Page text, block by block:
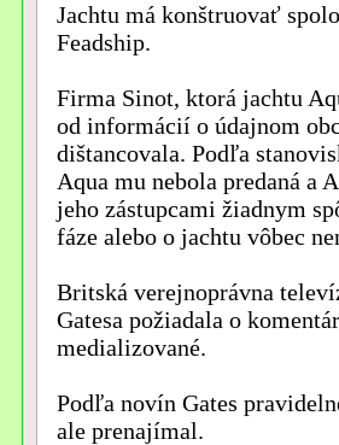
Jachtu má konštruovať
Feadship.
Firma Sinot, ktorá jachtu
od informácií o údajnom
dištancovala. Podľa
Aqua mu nebola predaná a
jeho zástupcami žiadnym
fáze alebo o jachtu vôbec
Britská verejnoprávna
Gatesa požiadala o
medializované.
Podľa novín Gates
ale prenajímal.